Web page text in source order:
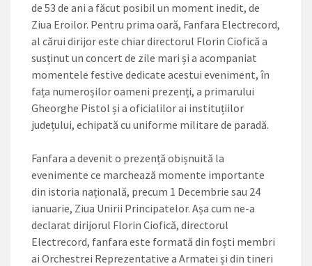
de 53 de ani a făcut posibil un moment inedit, de
Ziua Eroilor. Pentru prima oară, Fanfara Electrecord,
al cărui dirijor este chiar directorul Florin Ciofică a
susținut un concert de zile mari și a acompaniat
momentele festive dedicate acestui eveniment, în
fața numeroșiloroameni prezenți, a primarului
Gheorghe Pistol și a oficialilor ai instituțiilor
județului, echipată cu uniforme militare de paradă.
Fanfara a devenit o prezență obișnuită la
evenimente ce marchează momente importante
din istoria națională, precum 1 Decembrie sau 24
ianuarie, Ziua Unirii Principatelor. Așa cum ne-a
declarat dirijorul Florin Ciofică, directorul
Electrecord, fanfara este formată din foști membri
ai Orchestrei Reprezentative a Armatei și din tineri